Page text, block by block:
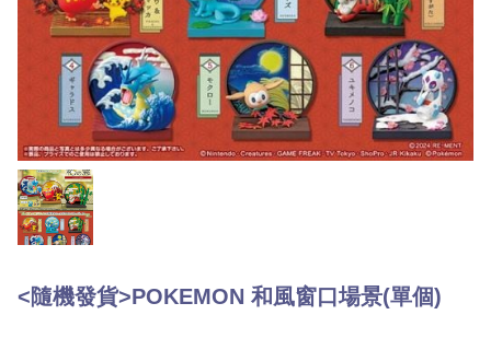
<隨機發貨>POKEMON 和風窗口場景(單個)